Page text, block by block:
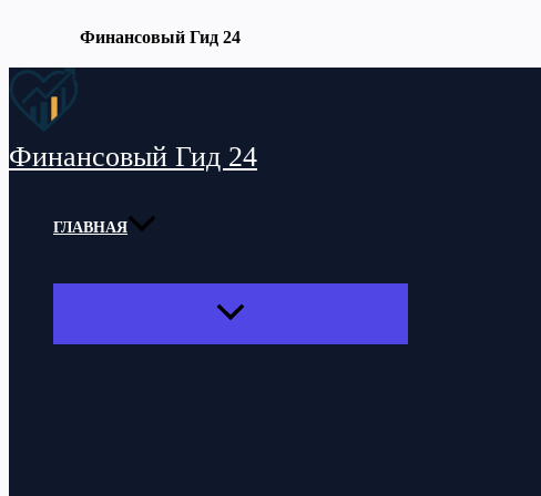
Финансовый Гид 24
Перейти
содержимому
Финансовый Гид 24
ГЛАВНАЯ
ПЕРЕКЛЮЧАТЕЛЬ